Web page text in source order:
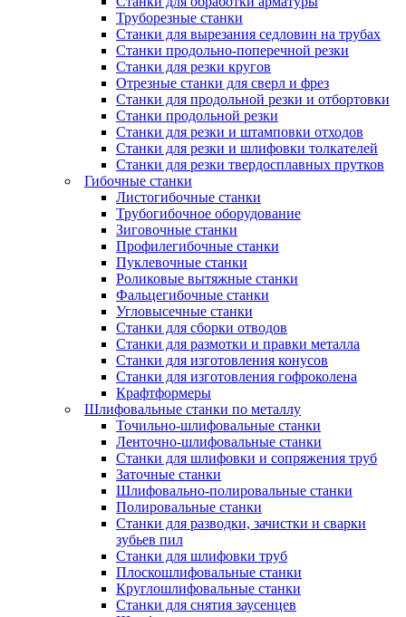
Труборезные станки
Станки для вырезания седловин на трубаx
Станки продольно-поперечной резки
Станки для резки кругов
Отрезные станки для сверл и фрез
Станки для продольной резки и отбортовки
Станки продольной резки
Станки для резки и штамповки отходов
Станки для резки и шлифовки толкателей
Станки для резки твердосплавных прутков
Гибочные станки
Листогибочные станки
Трубогибочное оборудование
Зиговочные станки
Профилегибочные станки
Пуклевочные станки
Роликовые вытяжные станки
Фальцегибочные станки
Угловысечные станки
Станки для сборки отводов
Станки для размотки и правки металла
Станки для изготовления конусов
Станки для изготовления гофроколена
Крафтформеры
Шлифовальные станки по металлу
Точильно-шлифовальные станки
Ленточно-шлифовальные станки
Станки для шлифовки и сопряжения труб
Заточные станки
Шлифовально-полировальные станки
Полировальные станки
Станки для разводки, зачистки и сварки
зубьев пил
Станки для шлифовки труб
Плоскошлифовальные станки
Круглошлифовальные станки
Станки для снятия заусенцев